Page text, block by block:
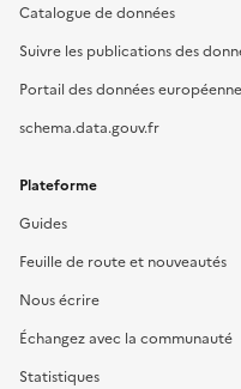
Catalogue de données
Suivre les publications des
Portail des données
schema.data.gouv.fr
Plateforme
Guides
Feuille de route et nouveautés
Nous écrire
Échangez avec la communauté
Statistiques